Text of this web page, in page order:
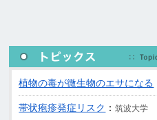
植物の毒が微生物のエサになる
帯状疱疹発症リスク ：筑波大学